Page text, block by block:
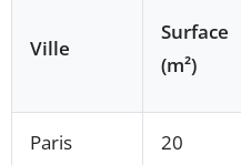
Ville
Surface
(m²)
Paris 20